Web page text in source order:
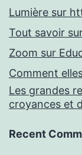
Lumière sur
Tout savoir
Zoom sur
Comment
Les grandes
croyances et
Recent